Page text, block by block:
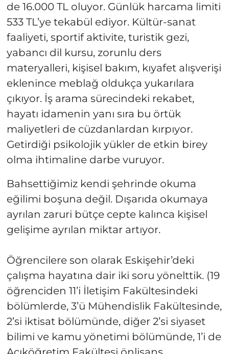
de 16.000 TL oluyor. Günlük harcama limiti
533 TL’ye tekabül ediyor. Kültür-sanat
faaliyeti, sportif aktivite, turistik gezi,
yabancı dil kursu, zorunlu ders
materyalleri, kişisel bakım, kıyafet alışverişi
eklenince meblağ oldukça yukarılara
çıkıyor. İş arama sürecindeki rekabet,
hayatı idamenin yanı sıra bu örtük
maliyetleri de cüzdanlardan kırpıyor.
Getirdiği psikolojik yükler de etkin birey
olma ihtimaline darbe vuruyor.
Bahsettiğimiz kendi şehrinde okuma
eğilimi boşuna değil. Dışarıda okumaya
ayrılan zaruri bütçe cepte kalınca kişisel
gelişime ayrılan miktar artıyor.
Öğrencilere son olarak Eskişehir’deki
çalışma hayatına dair iki soru yönelttik. (19
öğrenciden 11’i İletişim Fakültesindeki
bölümlerde, 3’ü Mühendislik Fakültesinde,
2’si iktisat bölümünde, diğer 2’si siyaset
bilimi ve kamu yönetimi bölümünde, 1’i de